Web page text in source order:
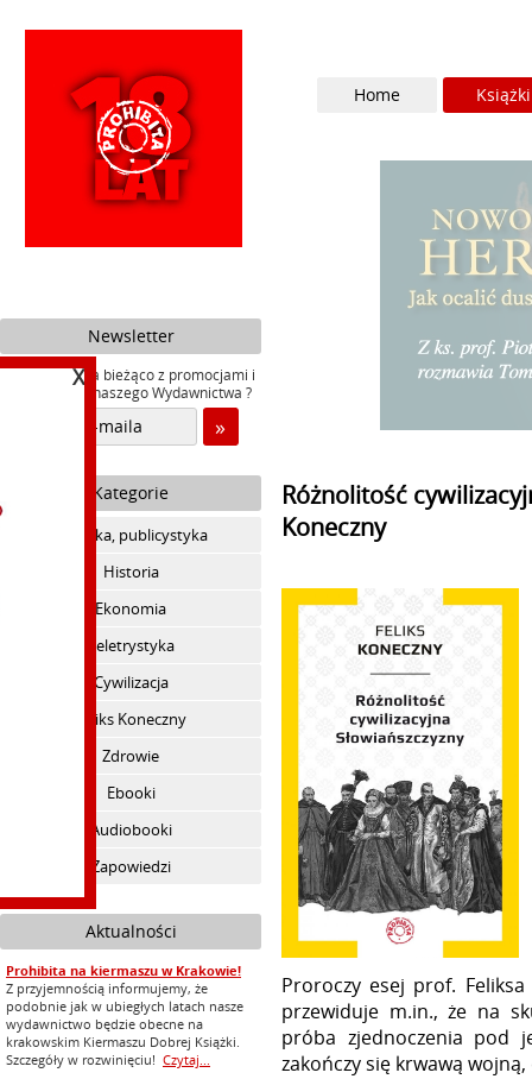
Newsletter
Chcesz być na bieżąco z promocjami i
nowościami naszego Wydawnictwa ?
Kategorie
Polityka, publicystyka
Historia
Ekonomia
Beletrystyka
Cywilizacja
Feliks Koneczny
Zdrowie
Ebooki
Audiobooki
Zapowiedzi
Aktualności
Prohibita na kiermaszu w Krakowie!
Z przyjemnością informujemy, że
podobnie jak w ubiegłych latach nasze
wydawnictwo będzie obecne na
krakowskim Kiermaszu Dobrej Książki.
Szczegóły w rozwinięciu! Czytaj...
Książki
Home
Różnolitość
Koneczny
Proroczy esej prof.
przewiduje m.in., że na
próba zjednoczenia pod
zakończy się krwawą
X